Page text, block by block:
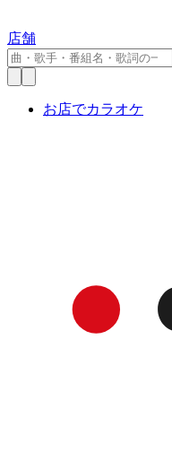
店舗
お店でカラオケ